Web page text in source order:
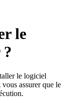
le
le logiciel
assurer que le